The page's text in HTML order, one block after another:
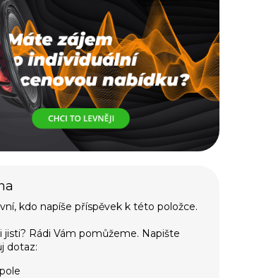
kdo napíše příspěvek k této položce.